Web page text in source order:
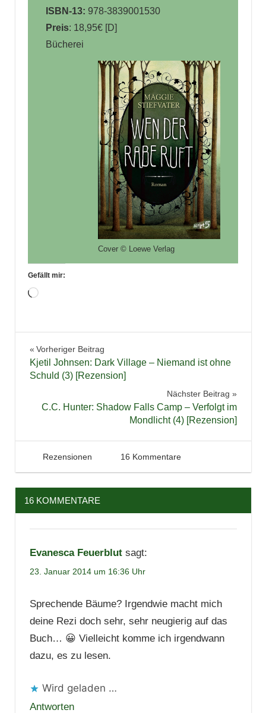
ISBN-13: 978-3839001530
Preis: 18,95€ [D]
Bücherei
Cover © Loewe Verlag
Gefällt mir:
Wird
Jugendbuch
Lesen
Reihe
Beitragsnavigation
Vorheriger Beitrag
Kjetil Johnsen: Dark Village – Niemand ist ohne
Schuld (3) [Rezension]
Nächster Beitrag
C.C. Hunter: Shadow Falls Camp – Verfolgt im
Mondlicht (4) [Rezension]
23. Januar 2014
Tintenhain
Rezensionen 16 Kommentare
16 KOMMENTARE
Evanesca Feuerblut sagt:
23. Januar 2014 um 16:36 Uhr
Sprechende Bäume? Irgendwie macht mich
deine Rezi doch sehr, sehr neugierig auf das
Buch… 😀 Vielleicht komme ich irgendwann
dazu, es zu lesen.
Wird geladen …
Antworten